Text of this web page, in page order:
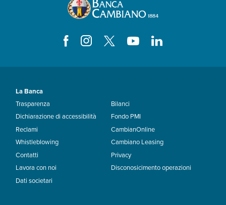
La Banca
Trasparenza
Dichiarazione di accessibilità
Reclami
Whistleblowing
Contatti
Lavora con noi
Dati societari
Bilanci
Fondo PMI
CambianOnline
Cambiano Leasing
Privacy
Disconosicimento operazioni